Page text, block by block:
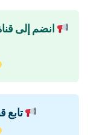
انضم إلى
تابع